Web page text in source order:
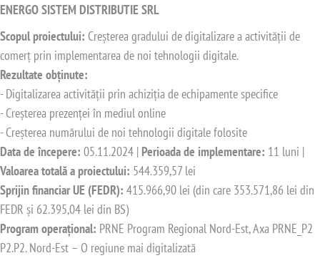
ENERGO SISTEM DISTRIBUTIE SRL
Scopul proiectului: Creșterea gradului de digitalizare a activității de
comerț prin implementarea de noi tehnologii digitale.
Rezultate obținute:
- Digitalizarea activității prin achiziția de echipamente specifice
- Creșterea prezenței în mediul online
- Creșterea numărului de noi tehnologii digitale folosite
Data de începere: 05.11.2024 | Perioada de implementare: 11 luni |
Valoarea totală a proiectului: 544.359,57 lei
Sprijin financiar UE (FEDR): 415.966,90 lei (din care 353.571,86 lei din
FEDR și 62.395,04 lei din BS)
Program operațional: PRNE Program Regional Nord-Est, Axa PRNE_P2
P2.P2. Nord-Est – O regiune mai digitalizată